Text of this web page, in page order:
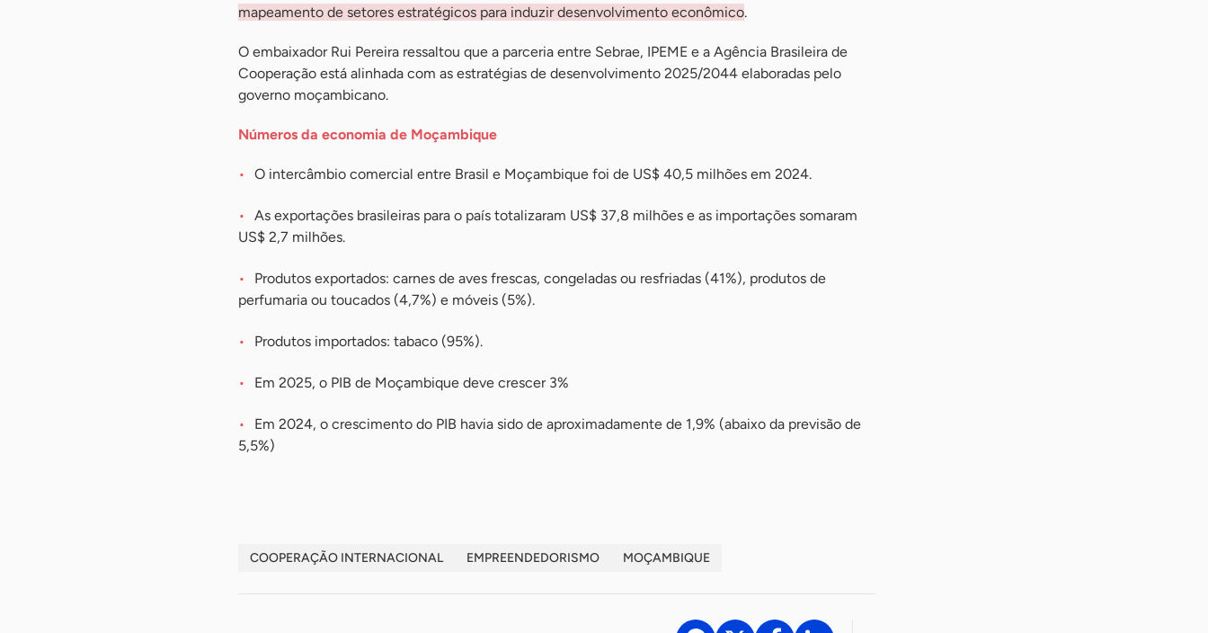
mapeamento de setores estratégicos para induzir desenvolvimento econômico.
O embaixador Rui Pereira ressaltou que a parceria entre Sebrae, IPEME e a Agência Brasileira de
Cooperação está alinhada com as estratégias de desenvolvimento 2025/2044 elaboradas pelo
governo moçambicano.
Números da economia de Moçambique
O intercâmbio comercial entre Brasil e Moçambique foi de US$ 40,5 milhões em 2024.
As exportações brasileiras para o país totalizaram US$ 37,8 milhões e as importações somaram
US$ 2,7 milhões.
Produtos exportados: carnes de aves frescas, congeladas ou resfriadas (41%), produtos de
perfumaria ou toucados (4,7%) e móveis (5%).
Produtos importados: tabaco (95%).
Em 2025, o PIB de Moçambique deve crescer 3%
Em 2024, o crescimento do PIB havia sido de aproximadamente de 1,9% (abaixo da previsão de
5,5%)
COOPERAÇÃO INTERNACIONAL EMPREENDEDORISMO MOÇAMBIQUE